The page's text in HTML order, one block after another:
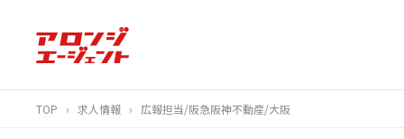
TOP › 求人情報 › 広報担当/阪急阪神不動産/大阪